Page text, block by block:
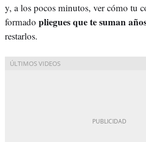
y, a los pocos minutos, ver cómo tu
formado pliegues que te suman
restarlos.